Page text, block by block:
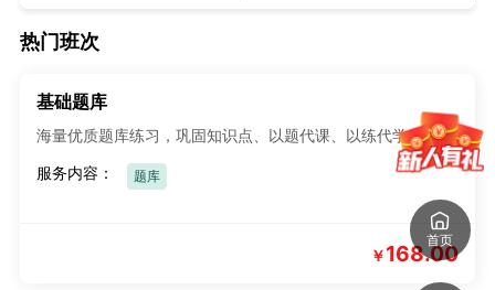
热门班次
基础题库
海量优质题库练习，巩固知识点、以题代课、以练代学。
服务内容：
题库
￥168.00
首页